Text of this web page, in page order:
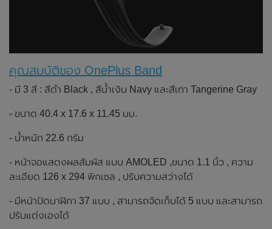
คุณสมบัติของ OnePlus Band
- มี 3 สี : สีดำ Black , สีน้ำเงิน Navy และสีเทา Tangerine Gray
- ขนาด 40.4 x 17.6 x 11.45 มม.
- น้ำหนัก 22.6 กรัม
- หน้าจอแสดงผลสัมผัส แบบ AMOLED ,ขนาด 1.1 นิ้ว , ความ
ละเอียด 126 x 294 พิกเซล , ปรับความสว่างได้
- มีหน้าปัดนาฬิกา 37 แบบ , สามารถจัดเก็บได้ 5 แบบ และสามารถ
ปรับแต่งเองได้